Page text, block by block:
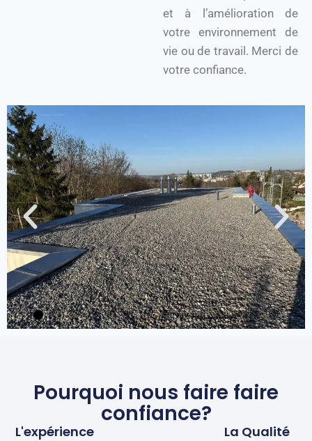
et à l’amélioration de
votre environnement de
vie ou de travail. Merci de
votre confiance.
Pourquoi nous faire faire
confiance?
L'expérience La Qualité